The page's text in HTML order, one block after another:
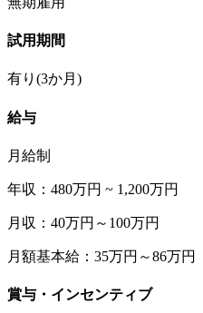
試用期間
有り(3か月)
給与
月給制
年収：480万円 ~ 1,200万円
月収：40万円～100万円
月額基本給：35万円～86万円
賞与・インセンティブ